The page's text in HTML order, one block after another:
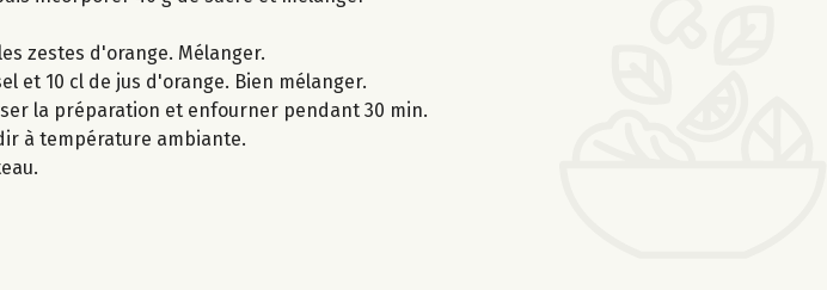
zestes d'orange. Mélanger.
et 10 cl de jus d'orange. Bien mélanger.
la préparation et enfourner pendant 30 min.
à température ambiante.